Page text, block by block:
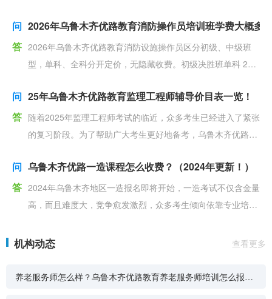
问 2026年乌鲁木齐优路教育消防操作员培训班学费大概多
答 2026年乌鲁木齐优路教育消防设施操作员区分初级、中级班
型，单科、全科分开定价，无隐藏收费。初级决胜班单科 249
问 25年乌鲁木齐优路教育监理工程师辅导价目表一览！
答 随着2025年监理工程师考试的临近，众多考生已经进入了紧张
的复习阶段。为了帮助广大考生更好地备考，乌鲁木齐优路教
问 乌鲁木齐优路一造课程怎么收费？（2024年更新！）
答 2024年乌鲁木齐地区一造报名即将开始，一造考试不仅含金量
高，而且难度大，竞争愈发激烈，众多考生倾向依靠专业培训
机构动态 查看更多
养老服务师怎么样？乌鲁木齐优路教育养老服务师培训怎么报